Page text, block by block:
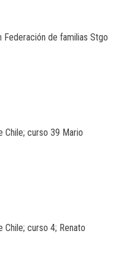
de familias Stgo
Chile; curso 39 Mario
Chile; curso 4; Renato